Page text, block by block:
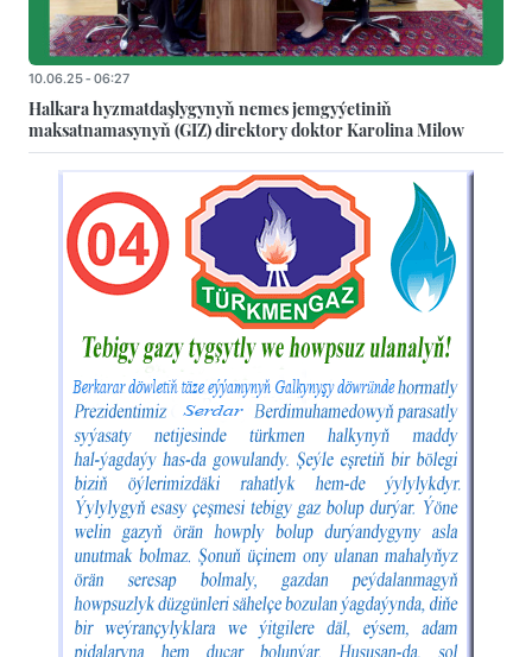
10.06.25 - 06:27
Halkara hyzmatdaşlygynyň nemes jemgyýetiniň
maksatnamasynyň (GIZ) direktory doktor Karolina Milow